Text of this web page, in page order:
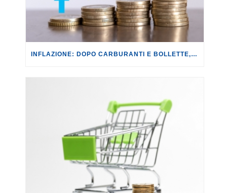
INFLAZIONE: DOPO CARBURANTI E BOLLETTE, GLI EFFETTI DEL CONFLITTO INIZIANO A FARSI SENTIRE SUI PREZZI.